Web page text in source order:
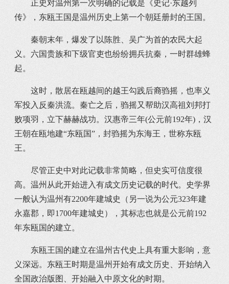
正史对温州第一次明确的记载是《史记·东越列
传》，东瓯王国是温州历史上第一个朝廷册封的王国。
秦朝末年，爆发了以陈胜、吴广为首的农民大起
义。六国贵族和下级官吏也纷纷拥兵抗秦，一时群雄蜂
起。
这时，散居在瓯越间的越王勾践后裔驺摇，也率义
军投入反秦洪流。秦亡之后，驺摇又帮助汉高祖刘邦打
败项羽，立下赫赫战功。汉惠帝三年(公元前192年)，汉
王朝在瓯地建“东瓯国”，封驺摇为东海王，世称东瓯
王。
尽管正史中对此记载非常简略，但史实可信度很
高。温州从此开始进入有成文历史记载的时代。史学界
一般认为温州有2200年建城史（另一说为公元323年建
永嘉郡，即1700年建城史），其标志也就是公元前192
年东瓯国的建立。
东瓯王国的建立在温州古代史上具有重大影响，意
义深远。东瓯王时期是温州开始有成文历史、开始纳入
全国政治版图、开始融入中原文化的时期。